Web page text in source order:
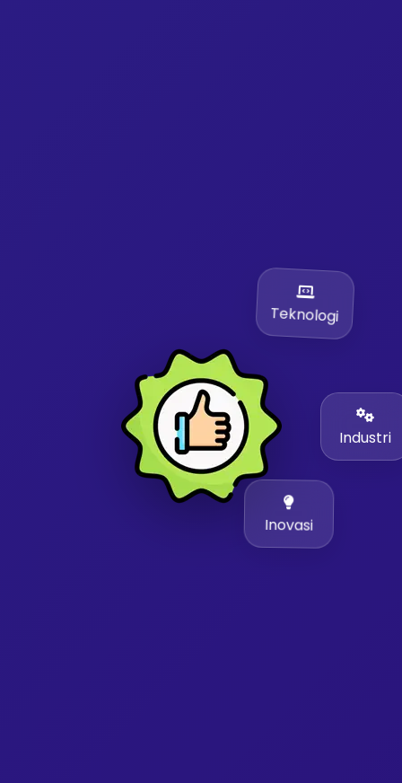
Teknologi
Industri
Inovasi